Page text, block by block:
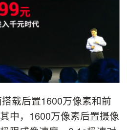
载后置1600万像素和前
中，1600万像素后置摄像